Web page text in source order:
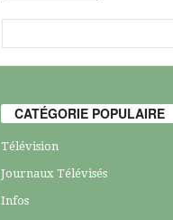
CATÉGORIE POPULAIRE
Télévision
Journaux Télévisés
Infos